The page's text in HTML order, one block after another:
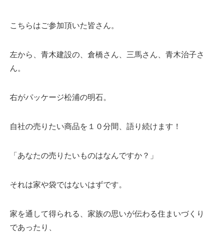
こちらはご参加頂いた皆さん。
左から、青木建設の、倉橋さん、三馬さん、青木治子さ
ん。
右がパッケージ松浦の明石。
自社の売りたい商品を１０分間、語り続けます！
「あなたの売りたいものはなんですか？」
それは家や袋ではないはずです。
家を通して得られる、家族の思いが伝わる住まいづくり
であったり、